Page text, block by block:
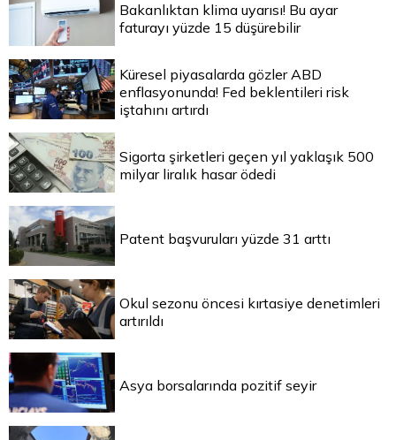
Bakanlıktan klima uyarısı! Bu ayar
faturayı yüzde 15 düşürebilir
Küresel piyasalarda gözler ABD
enflasyonunda! Fed beklentileri risk
iştahını artırdı
Sigorta şirketleri geçen yıl yaklaşık 500
milyar liralık hasar ödedi
Patent başvuruları yüzde 31 arttı
Okul sezonu öncesi kırtasiye denetimleri
artırıldı
Asya borsalarında pozitif seyir